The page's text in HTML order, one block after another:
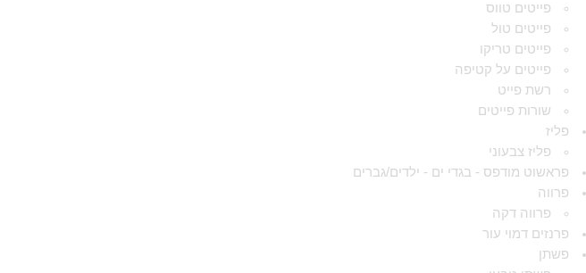
פייטים טווס
פייטים טול
פייטים טריקו
פייטים על קטיפה
רשת פייט
שורות פייטים
פליז
פליז צבעוני
פראשוט מודפס - בגדי ים - ילדים/גברים
פרווה
פרווה דקה
פרנזים דמוי עור
פשתן